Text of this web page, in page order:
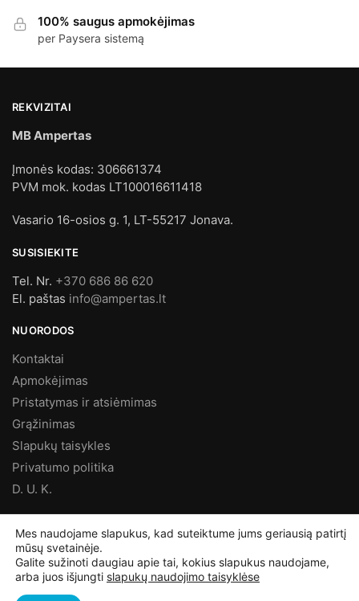
100% saugus apmokėjimas
per Paysera sistemą
REKVIZITAI
MB Ampertas
Įmonės kodas: 306661374
PVM mok. kodas LT100016611418
Vasario 16-osios g. 1, LT-55217 Jonava.
SUSISIEKITE
Tel. Nr. +370 686 86 620
El. paštas info@ampertas.lt
NUORODOS
Kontaktai
Apmokėjimas
Pristatymas ir atsiėmimas
Grąžinimas
Slapukų taisykles
Privatumo politika
D. U. K.
©Ampertas.lt2025, Visos teisės saugomos
Mes naudojame slapukus, kad suteiktume jums geriausią patirtį
mūsų svetainėje.
Galite sužinoti daugiau apie tai, kokius slapukus naudojame,
arba juos išjungti slapukų naudojimo taisyklėse